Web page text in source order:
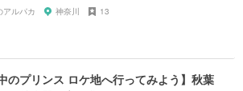
アルパカ 神奈川 13
のプリンス ロケ地へ行ってみよう】秋葉